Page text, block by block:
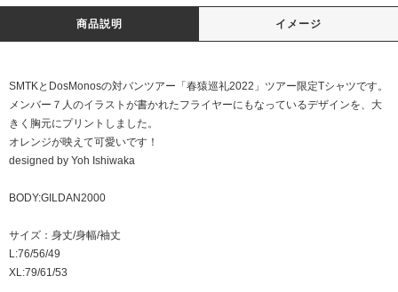
商品説明 イメージ
SMTKとDosMonosの対バンツアー「春猿巡礼2022」ツアー限定Tシャツです。
メンバー７人のイラストが書かれたフライヤーにもなっているデザインを、大
きく胸元にプリントしました。
オレンジが映えて可愛いです！
designed by Yoh Ishiwaka
BODY:GILDAN2000
サイズ：身丈/身幅/袖丈
L:76/56/49
XL:79/61/53